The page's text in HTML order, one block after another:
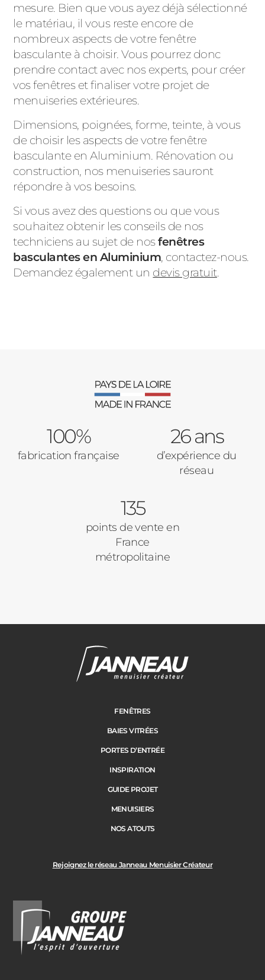
mesure. Bien que vous ayez déjà sélectionné
le matériau, il vous reste encore de
nombreux aspects de votre fenêtre
basculante à choisir. Vous pourrez donc
prendre contact avec nos experts, pour créer
vos fenêtres et finaliser votre projet de
menuiseries extérieures.
Dimensions, poignées, forme, teinte, à vous
de choisir les aspects de votre fenêtre
basculante en Aluminium. Rénovation ou
construction, nos menuiseries sauront
répondre à vos besoins.
Si vous avez des questions ou que vous
souhaitez obtenir les conseils de nos
techniciens au sujet de nosfenêtres
basculantes en Aluminium, contactez-nous.
Demandez également un devis gratuit.
100%
fabrication française
26 ans
d’expérience du
réseau
135
points de vente en
France
métropolitaine
Rejoignez le réseau Janneau Menuisier Créateur
FENÊTRES
BAIES VITRÉES
PORTES D’ENTRÉE
INSPIRATION
GUIDE PROJET
MENUISIERS
NOS ATOUTS
Janneau Menuisier Créateur